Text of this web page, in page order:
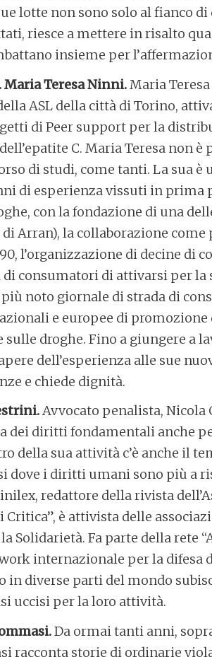
lotte non sono solo al fianco
riesce a mettere in risalto
insieme per
Teresa Ninni.Maria
ASL della città di Torino,
di Peer support per la
C. Maria Teresa non
di studi, come tanti. La sua è
di esperienza vissuti in prima
con la fondazione di una
Arran), la collaborazione
l’organizzazione di decine di
consumatori di attivarsi per la
noto giornale di strada di
e europee di promozione
droghe. Fino a giungere a
dell’esperienza alle sue
e chiede dignità.
Avvocato penalista, Nicola
dei diritti fondamentali anche
della sua attività c’è anche il
dove i diritti umani sono più a
redattore della rivista
è attivista delle
Solidarietà. Fa parte della rete
internazionale per la
in diverse parti del mondo
uccisi per la loro attività.
Da ormai tanti anni,
racconta storie di ordinarie